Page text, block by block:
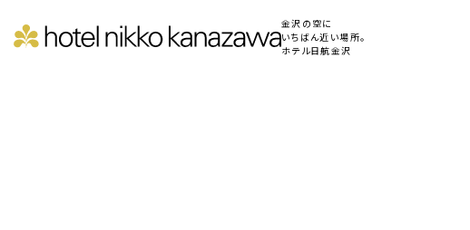
金沢の空に
いちばん近い場所。
ホテル日航金沢